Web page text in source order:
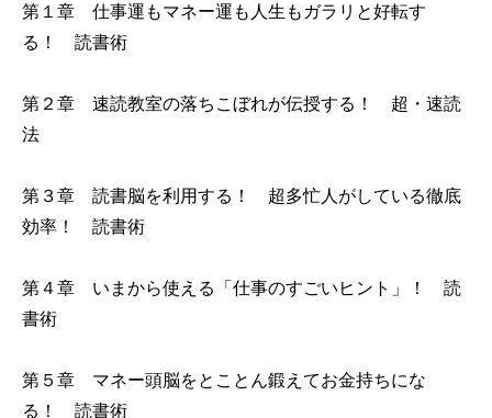
第１章 仕事運もマネー運も人生もガラリと好転す
る！ 読書術
第２章 速読教室の落ちこぼれが伝授する！ 超・速読
法
第３章 読書脳を利用する！ 超多忙人がしている徹底
効率！ 読書術
第４章 いまから使える「仕事のすごいヒント」！ 読
書術
第５章 マネー頭脳をとことん鍛えてお金持ちにな
る！ 読書術